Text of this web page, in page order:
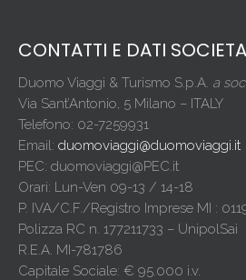
CONTATTI E DATI
Duomo Viaggi & Turismo S.p.A. a
Via Sant’Antonio, 5 Milano – ITALY
Telefono: 02-7259931
Email: duomoviaggi@duomoviaggi.it
PEC: duomoviaggi@PEC.it
Orari: Lun-Ven 09-13 / 14-18
P. IVA/C.F./Registro Imprese MI :
Polizza RC n. 177211733 – UnipolSai
R.E.A. MI-781786
Capitale Sociale: € 95.000 i.v.